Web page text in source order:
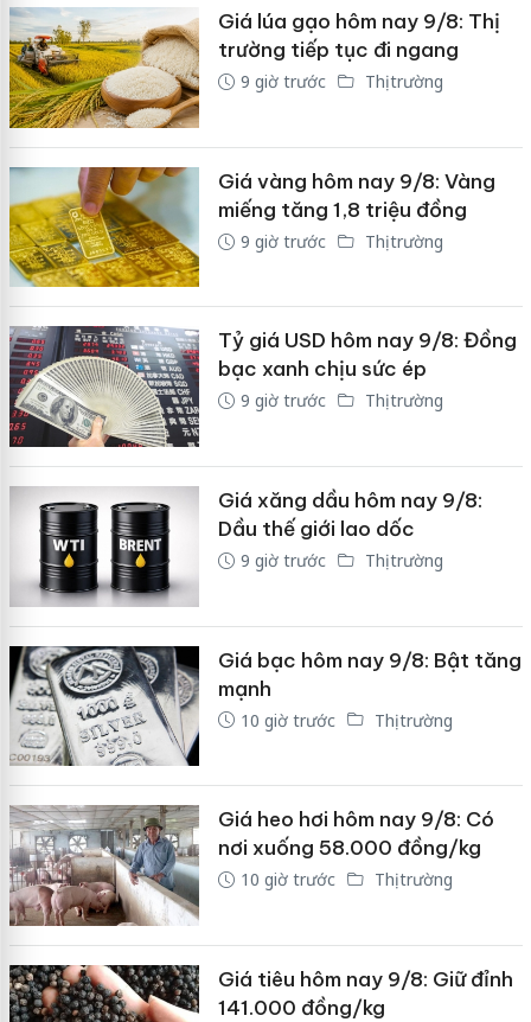
Giá lúa gạo hôm nay 9/8: Thị
trường tiếp tục đi ngang
9 giờ trước Thị trường
Giá vàng hôm nay 9/8: Vàng
miếng tăng 1,8 triệu đồng
9 giờ trước Thị trường
Tỷ giá USD hôm nay 9/8: Đồng
bạc xanh chịu sức ép
9 giờ trước Thị trường
Giá xăng dầu hôm nay 9/8:
Dầu thế giới lao dốc
9 giờ trước Thị trường
Giá bạc hôm nay 9/8: Bật tăng
mạnh
10 giờ trước Thị trường
Giá heo hơi hôm nay 9/8: Có
nơi xuống 58.000 đồng/kg
10 giờ trước Thị trường
Giá tiêu hôm nay 9/8: Giữ đỉnh
141.000 đồng/kg